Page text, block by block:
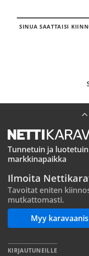
SINUA SAATTAISI
Tunnetuin ja
markkinapaikka
Ilmoita
Tavoitat eniten
mutkattomasti.
Myy
KIRJAUTUNEILLE